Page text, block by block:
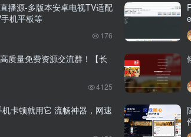
播源-多版本安卓电视TV适配
机平板等
176
质量免费资源交流群！【长
4125
卡顿就用它 流畅神器，网速